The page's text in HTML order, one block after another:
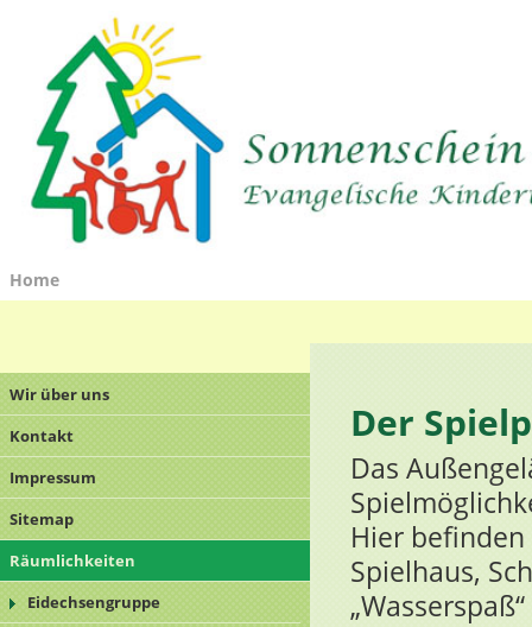
Home
Wir über uns
Kontakt
Impressum
Sitemap
Räumlichkeiten
Eidechsengruppe
Der
Das
Hier
Spielhaus,